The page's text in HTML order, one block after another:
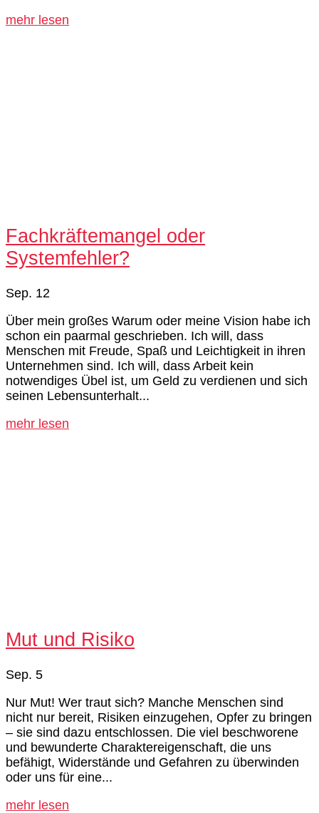
mehr lesen
Fachkräftemangel oder
Systemfehler?
Sep. 12
Über mein großes Warum oder meine Vision habe ich
schon ein paarmal geschrieben. Ich will, dass
Menschen mit Freude, Spaß und Leichtigkeit in ihren
Unternehmen sind. Ich will, dass Arbeit kein
notwendiges Übel ist, um Geld zu verdienen und sich
seinen Lebensunterhalt...
mehr lesen
Mut und Risiko
Sep. 5
Nur Mut! Wer traut sich? Manche Menschen sind
nicht nur bereit, Risiken einzugehen, Opfer zu bringen
– sie sind dazu entschlossen. Die viel beschworene
und bewunderte Charaktereigenschaft, die uns
befähigt, Widerstände und Gefahren zu überwinden
oder uns für eine...
mehr lesen